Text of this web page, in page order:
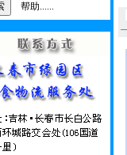
帮助......